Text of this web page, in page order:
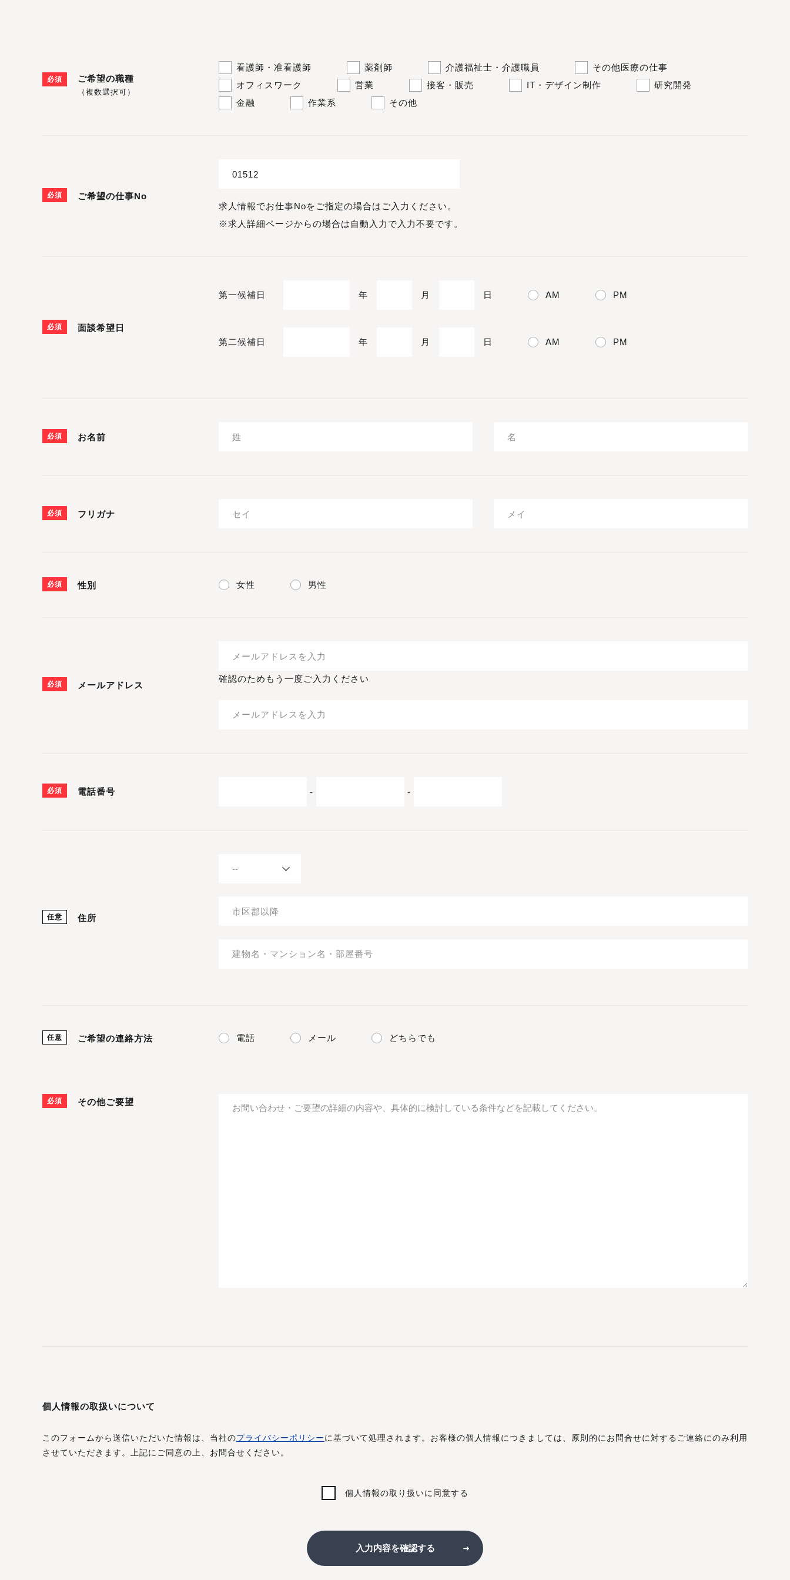
必須 ご希望の職種
（複数選択可）
看護師・准看護師 薬剤師 介護福祉士・介護職員
その他医療の仕事
オフィスワーク
営業 接客・販売 IT・デザイン制作
研究開発
金融
作業系 その他
必須
ご希望の仕事No
求人情報でお仕事Noをご指定の場合はご入力ください。
※求人詳細ページからの場合は自動入力で入力不要です。
必須 面談希望日
第一候補日 年 月 日 AM PM
第二候補日 年 月 日 AM PM
必須 お名前
必須 フリガナ
必須 性別 女性 男性
必須 メールアドレス
確認のためもう一度ご入力ください
必須 電話番号 - -
任意 住所
任意 ご希望の連絡方法 電話 メール どちらでも
必須 その他ご要望
個人情報の取扱いについて
このフォームから送信いただいた情報は、当社のプライバシーポリシーに基づいて処理されます。お客様の個人情報につきましては、原則的にお問合せに対するご連絡にのみ利用
させていただきます。上記にご同意の上、お問合せください。
個人情報の取り扱いに同意する
入力内容を確認する